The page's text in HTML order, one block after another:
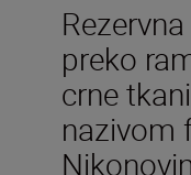
preko
crne
nazivom